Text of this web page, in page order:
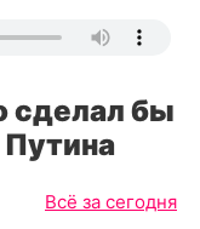
сделал бы
Всё за сегодня